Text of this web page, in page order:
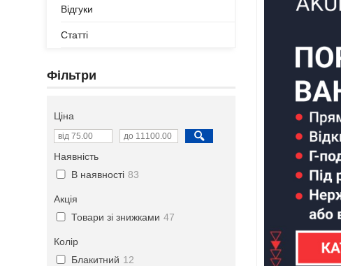
Відгуки
Статті
Фільтри
Ціна
Наявність
В наявності 83
Акція
Товари зі знижками 47
Колір
Блакитний 12